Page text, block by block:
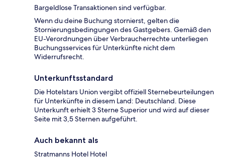
Bargeldlose Transaktionen sind verfügbar.
Wenn du deine Buchung stornierst, gelten die
Stornierungsbedingungen des Gastgebers. Gemäß den
EU-Verordnungen über Verbraucherrechte unterliegen
Buchungsservices für Unterkünfte nicht dem
Widerrufsrecht.
Unterkunftsstandard
Die Hotelstars Union vergibt offiziell Sternebeurteilungen
für Unterkünfte in diesem Land: Deutschland. Diese
Unterkunft erhielt 3 Sterne Superior und wird auf dieser
Seite mit 3,5 Sternen aufgeführt.
Auch bekannt als
Stratmanns Hotel Hotel